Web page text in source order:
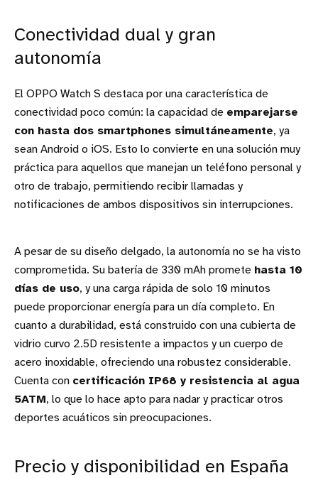
Conectividad dual y gran
autonomía
El OPPO Watch S destaca por una característica de
conectividad poco común: la capacidad de emparejarse
con hasta dos smartphones simultáneamente, ya
sean Android o iOS. Esto lo convierte en una solución muy
práctica para aquellos que manejan un teléfono personal y
otro de trabajo, permitiendo recibir llamadas y
notificaciones de ambos dispositivos sin interrupciones.
A pesar de su diseño delgado, la autonomía no se ha visto
comprometida. Su batería de 330 mAh promete hasta 10
días de uso, y una carga rápida de solo 10 minutos
puede proporcionar energía para un día completo. En
cuanto a durabilidad, está construido con una cubierta de
vidrio curvo 2.5D resistente a impactos y un cuerpo de
acero inoxidable, ofreciendo una robustez considerable.
Cuenta con certificación IP68 y resistencia al agua
5ATM, lo que lo hace apto para nadar y practicar otros
deportes acuáticos sin preocupaciones.
Precio y disponibilidad en España